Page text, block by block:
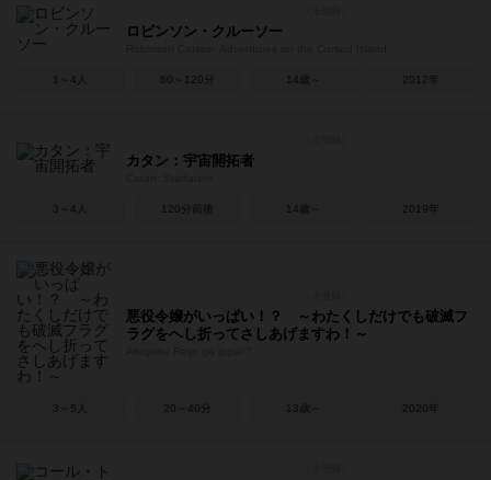
ロビンソン・クルーソー
1～4人 60～120分 14歳～ 2012年
カタン：宇宙開拓者
3～4人 120分前後 14歳～ 2019年
悪役令嬢がいっぱい！？ ～わたくしだけでも破滅フ
ラグをへし折ってさしあげますわ！～
3～5人 20～40分 13歳～ 2020年